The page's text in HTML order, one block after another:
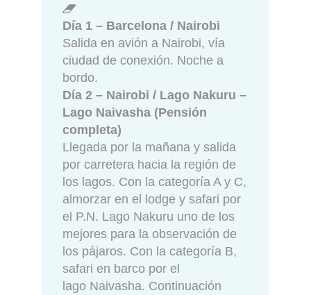
Día 1 – Barcelona / Nairobi
Salida en avión a Nairobi, vía
ciudad de conexión. Noche a
bordo.
Día 2 – Nairobi / Lago Nakuru –
Lago Naivasha (Pensión
completa)
Llegada por la mañana y salida
por carretera hacia la región de
los lagos. Con la categoría A y C,
almorzar en el lodge y safari por
el P.N. Lago Nakuru uno de los
mejores para la observación de
los pájaros. Con la categoría B,
safari en barco por el
lago Naivasha. Continuación